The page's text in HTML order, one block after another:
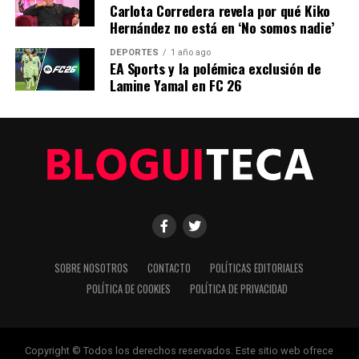
Nuestro equipo editorial no solo informa las noticias: las vive.
dan forma a nuestro mundo. Impulsados por la integridad y
una mirada atenta al detalle, abordamos la política, la cultura y
la tecnología con un análisis preciso y profundo. Cuando los
para abrirnos paso entre el ruido y ofrecerte claridad en
Carlota Corredera revela por qué Kiko
Hernández no está en ‘No somos nadie’
DEPORTES 1 año ago
EA Sports y la polémica exclusión de
Lamine Yamal en FC 26
SOBRE NOSOTROS CONTACTO
POLÍTICAS EDITORIALES
POLÍTICA DE COOKIES
POLÍTICA DE PRIVACIDAD
Copyright © Todos los derechos reservados. Este sitio web ofrece